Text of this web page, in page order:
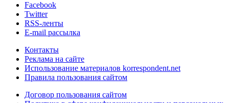
Facebook
Twitter
RSS-ленты
E-mail рассылка
Контакты
Реклама на сайте
Использование материалов korrespondent.net
Правила пользования сайтом
Договор пользования сайтом